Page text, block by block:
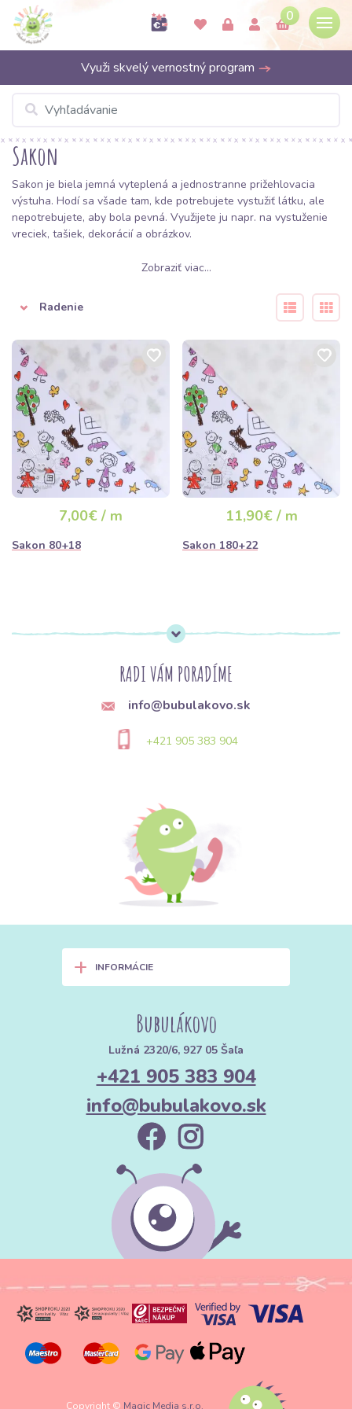
0
Využi skvelý vernostný program
Sakon
Sakon je biela jemná vyteplená a jednostranne prižehlovacia
výstuha. Hodí sa všade tam, kde potrebujete vystužiť látku, ale
nepotrebujete, aby bola pevná. Využijete ju napr. na vystuženie
vreciek, tašiek, dekorácií a obrázkov.
Zobraziť viac...
Radenie
7,00€ / m
Sakon 80+18
11,90€ / m
Sakon 180+22
RADI VÁM PORADÍME
info@bubulakovo.sk
+421 905 383 904
+ INFORMÁCIE
Bubulákovo
Lužná 2320/6, 927 05 Šaľa
+421 905 383 904
info@bubulakovo.sk
Copyright © Magic Media s.r.o.